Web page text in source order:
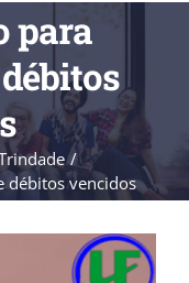
para
débitos vencidos